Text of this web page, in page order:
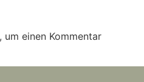
um einen Kommentar